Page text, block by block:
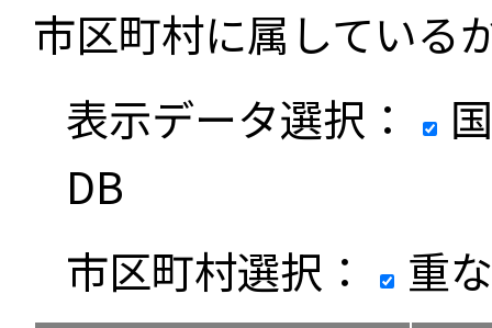
市区町村に属している
表示データ選択：
DB
市区町村選択：
重